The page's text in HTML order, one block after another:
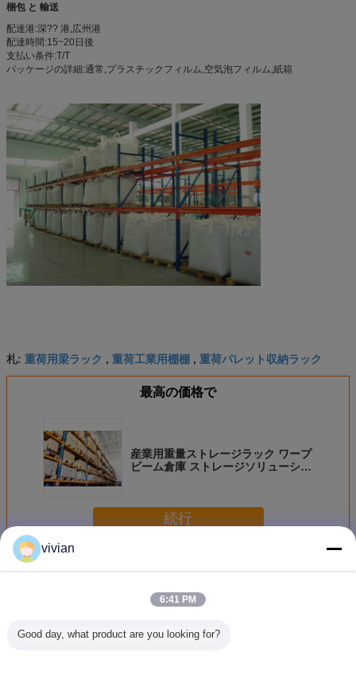
梱包 と 輸送
配達港:深?? 港,広州港
配達時間:15~20日後
支払い条件:T/T
パッケージの詳細:通常,プラスチックフィルム,空気泡フィルム,紙箱
札: 重荷用梁ラック , 重荷工業用棚棚 , 重荷パレット収納ラック
最高の価格で
産業用重量ストレージラック ワープ
ビーム倉庫 ストレージソリューショ
続行
多く重量収納用ラック
vivian
6:41 PM
Good day, what product are you looking for?